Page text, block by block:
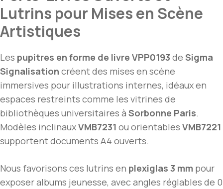
Lutrins pour Mises en Scène
Artistiques
Les pupitres en forme de livre VPP0193 de Sigma
Signalisation créent des mises en scène
immersives pour illustrations internes, idéaux en
espaces restreints comme les vitrines de
bibliothèques universitaires à Sorbonne Paris.
Modèles inclinauxVMB7231 ou orientables VMB7221
supportent documents A4 ouverts.
Nous favorisons ces lutrins en plexiglas 3 mm pour
exposer albums jeunesse, avec angles réglables de 0